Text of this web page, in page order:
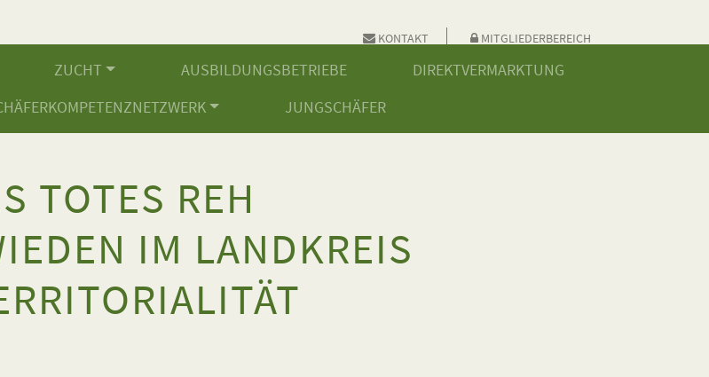
KONTAKT MITGLIEDERBEREICH
ZUCHT AUSBILDUNGSBETRIEBE
DIREKTVERMARKTUNG
JUNGSCHÄFER
TOTES REH
IM LANDKREIS